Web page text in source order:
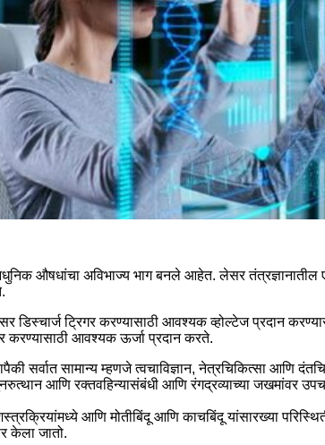
औषधांचा अविभाज्य भाग बनले आहेत. लेसर तंत्रज्ञानातील
डिस्चार्ज ट्रिगर करण्यासाठी आवश्यक व्होल्टेज प्रदान
करण्यासाठी आवश्यक ऊर्जा प्रदान करते.
सर्वात सामान्य म्हणजे त्वचाविज्ञान, नेत्रचिकित्सा आणि
आणि रक्तवहिन्यासंबंधी आणि रंगद्रव्याच्या जखमांवर
आणि मोतीबिंदू आणि काचबिंदू यांसारख्या
केला जातो.